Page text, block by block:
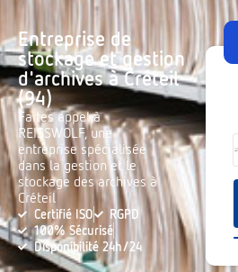
Entreprise de
stockage et gestion
d'archives à Créteil
(94)
Faites appel à
REISSWOLF, une
entreprise spécialisée
dans la gestion et le
stockage des archives à
Créteil
Certifié ISO
RGPD
100% Sécurisé
Disponibilité 24h/24